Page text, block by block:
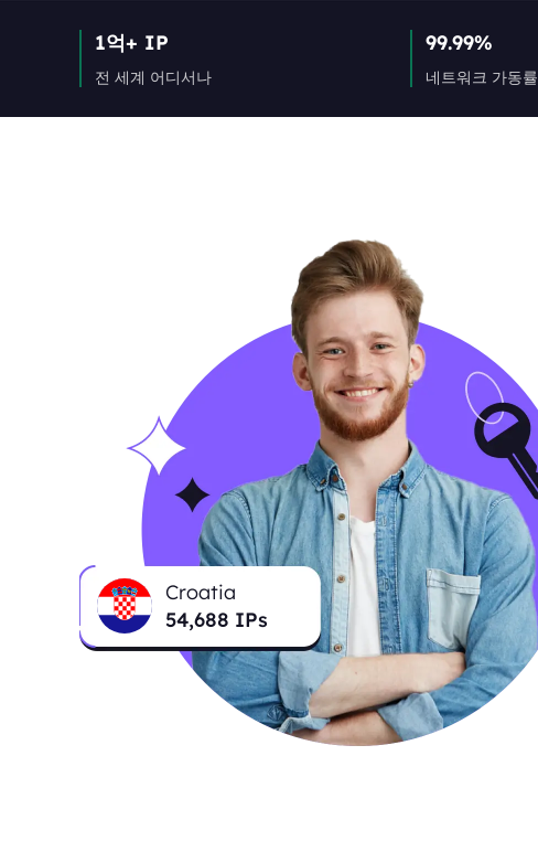
1억+ IP
전 세계 어디서나
99.99%
네트워크 가동률
Croatia
54,688 IPs